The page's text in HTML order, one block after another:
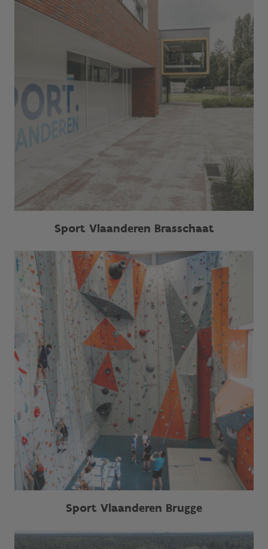
Sport Vlaanderen Brasschaat
Sport Vlaanderen Brugge